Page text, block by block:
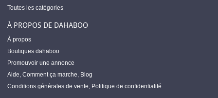
Toutes les catégories
À PROPOS DE DAHABOO
À propos
Boutiques dahaboo
Promouvoir une annonce
Aide, Comment ça marche, Blog
Conditions générales de vente, Politique de confidentialité